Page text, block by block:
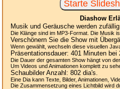
Diashow
Musik und Geräusche werden
Die Klänge sind im MP3-Format. Die Musik
Verschönern Sie die Show mit
Wenn gewählt, wechseln diese visuellen
Präsentationsdauer: 401 Minuten bei
Die Dauer der gesamten Show hängt von
Um Videos und Animationen komplett zu
Schaubilder Anzahl: 802dia's.
Eine Dia kann Texte, Bilder, Animationen,
Die Zusammensetzung eines Lichtbild wird